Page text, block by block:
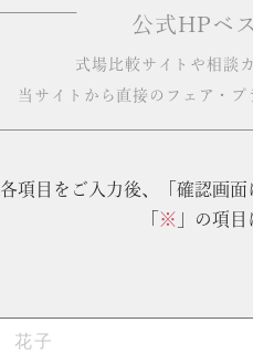
公式HPベ
式場比較サイトや相談
当サイトから直接のフェア・
各項目をご入力後、「確認画
※ 」の項